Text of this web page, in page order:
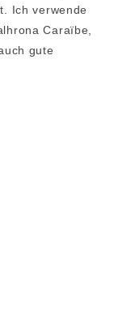
Ich verwende
Caraïbe,
gute